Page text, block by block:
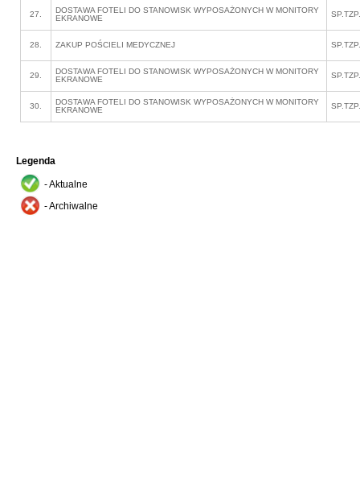
27.
DOSTAWA FOTELI DO STANOWISK WYPOSAŻONYCH W MONITORY
EKRANOWE
28. ZAKUP POŚCIELI MEDYCZNEJ
29.
DOSTAWA FOTELI DO STANOWISK WYPOSAŻONYCH W MONITORY
EKRANOWE
30.
DOSTAWA FOTELI DO STANOWISK WYPOSAŻONYCH W MONITORY
EKRANOWE
Legenda
- Aktualne
- Archiwalne